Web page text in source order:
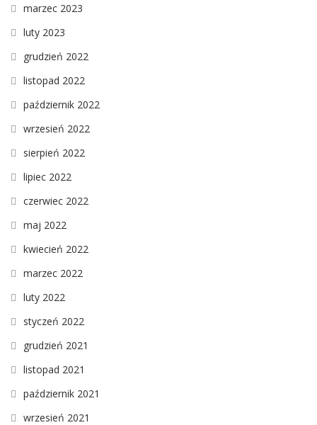
marzec 2023
luty 2023
grudzień 2022
listopad 2022
październik 2022
wrzesień 2022
sierpień 2022
lipiec 2022
czerwiec 2022
maj 2022
kwiecień 2022
marzec 2022
luty 2022
styczeń 2022
grudzień 2021
listopad 2021
październik 2021
wrzesień 2021